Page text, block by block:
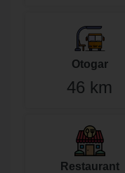
Otogar
46 km
Restaurant